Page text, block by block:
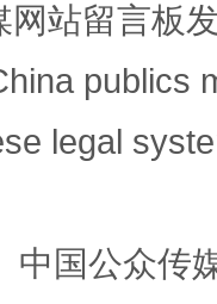
站留言板
publics
legal
中国公众传